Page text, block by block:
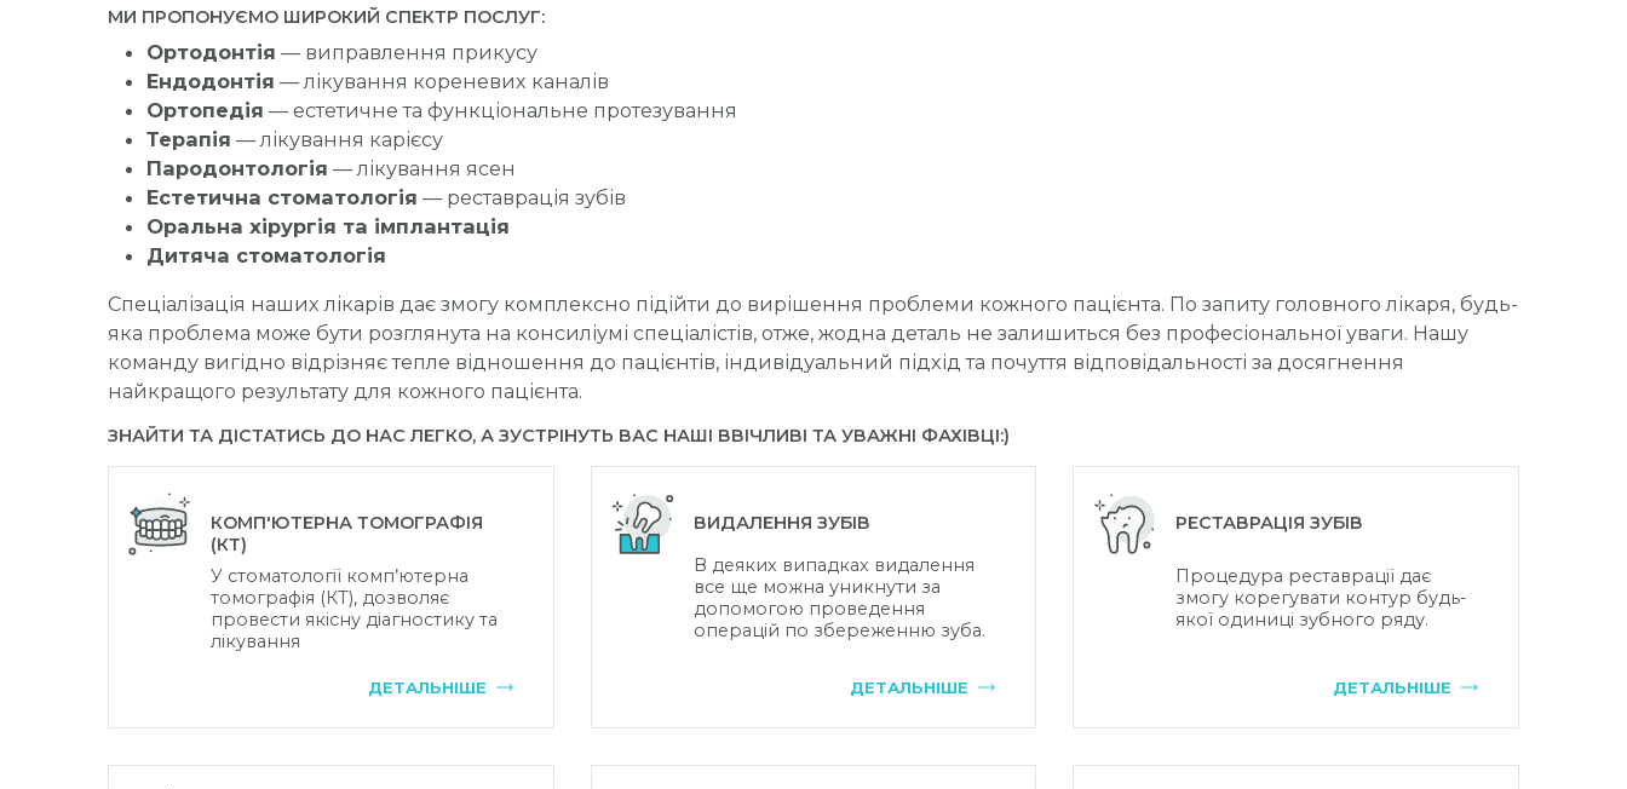
МИ ПРОПОНУЄМО ШИРОКИЙ СПЕКТР ПОСЛУГ:
Ортодонтія — виправлення прикусу
Ендодонтія — лікування кореневих каналів
Ортопедія — естетичне та функціональне протезування
Терапія — лікування карієсу
Пародонтологія — лікування ясен
Естетична стоматологія — реставрація зубів
Оральна хірургія та імплантація
Дитяча стоматологія
Спеціалізація наших лікарів дає змогу комплексно підійти до вирішення проблеми кожного пацієнта. По запиту головного лікаря, будь-
яка проблема може бути розглянута на консиліумі спеціалістів, отже, жодна деталь не залишиться без професіональної уваги. Нашу
команду вигідно відрізняє тепле відношення до пацієнтів, індивідуальний підхід та почуття відповідальності за досягнення
найкращого результату для кожного пацієнта.
ЗНАЙТИ ТА ДІСТАТИСЬ ДО НАС ЛЕГКО, А ЗУСТРІНУТЬ ВАС НАШІ ВВІЧЛИВІ ТА УВАЖНІ ФАХІВЦІ:)
КОМП'ЮТЕРНА ТОМОГРАФІЯ
(КТ)
У стоматології комп’ютерна
томографія (КТ), дозволяє
провести якісну діагностику та
лікування
ДЕТАЛЬНІШЕ
ВИДАЛЕННЯ ЗУБІВ
В деяких випадках видалення
все ще можна уникнути за
допомогою проведення
операцій по збереженню зуба.
ДЕТАЛЬНІШЕ
РЕСТАВРАЦІЯ ЗУБІВ
Процедура реставрації дає
змогу корегувати контур будь-
якої одиниці зубного ряду.
ДЕТАЛЬНІШЕ